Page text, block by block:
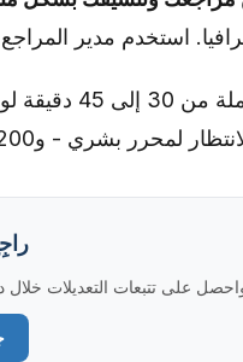
استخدم مدير
على تتبعات التعديلات خلال